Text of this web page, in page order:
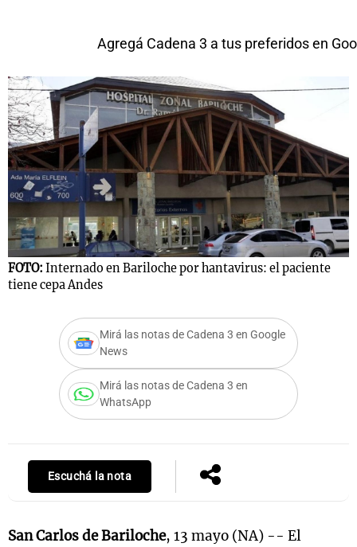
Agregá Cadena 3 a tus preferidos en
FOTO: Internado en Bariloche por hantavirus: el paciente
tiene cepa Andes
Mirá las notas de Cadena 3 en Google
News
Mirá las notas de Cadena 3 en
WhatsApp
Escuchá la nota
San Carlos de Bariloche, 13 mayo (NA) -- El